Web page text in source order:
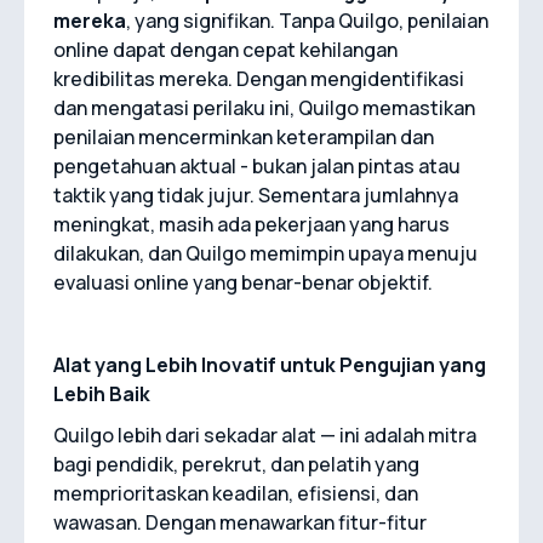
mereka, yang signifikan. Tanpa Quilgo, penilaian
online dapat dengan cepat kehilangan
kredibilitas mereka. Dengan mengidentifikasi
dan mengatasi perilaku ini, Quilgo memastikan
penilaian mencerminkan keterampilan dan
pengetahuan aktual - bukan jalan pintas atau
taktik yang tidak jujur. Sementara jumlahnya
meningkat, masih ada pekerjaan yang harus
dilakukan, dan Quilgo memimpin upaya menuju
evaluasi online yang benar-benar objektif.
Alat yang Lebih Inovatif untuk Pengujian yang
Lebih Baik
Quilgo lebih dari sekadar alat — ini adalah mitra
bagi pendidik, perekrut, dan pelatih yang
memprioritaskan keadilan, efisiensi, dan
wawasan. Dengan menawarkan fitur-fitur